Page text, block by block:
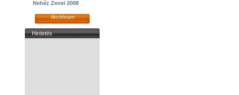
Nehéz Zenei 2008
Archívum
Hirdetés